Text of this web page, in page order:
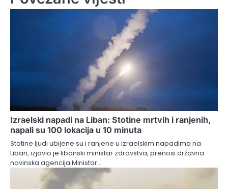
Izraelski napadi na Liban: Stotine mrtvih i ranjenih,
napali su 100 lokacija u 10 minuta
Stotine ljudi ubijene su i ranjene u izraelskim napadima na
Liban, izjavio je libanski ministar zdravstva, prenosi državna
novinska agencija.Ministar…